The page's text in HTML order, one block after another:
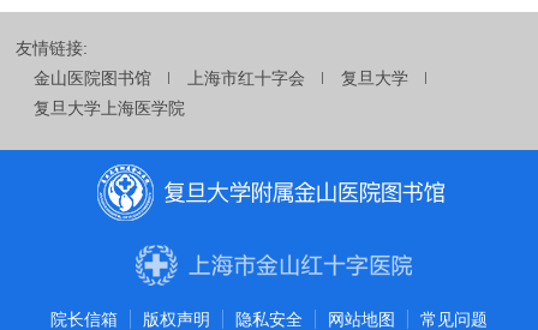
友情链接:
金山医院图书馆
上海市红十字会
复旦大学
复旦大学上海医学院
院长信箱 版权声明 隐私安全 网站地图 常见问题